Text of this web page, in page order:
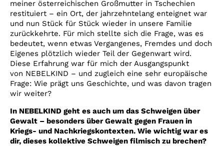
meiner österreichischen Großmutter in Tschechien
restituiert – ein Ort, der jahrzehntelang enteignet war
und nun Stück für Stück wieder in unsere Familie
zurückkehrte. Für mich stellte sich die Frage, was es
bedeutet, wenn etwas Vergangenes, Fremdes und doch
Eigenes plötzlich wieder Teil der Gegenwart wird.
Diese Erfahrung war für mich der Ausgangspunkt
von NEBELKIND – und zugleich eine sehr europäische
Frage: Wie prägt uns Geschichte, und was davon tragen
wir weiter?
In NEBELKIND geht es auch um das Schweigen über
Gewalt – besonders über Gewalt gegen Frauen in
Kriegs- und Nachkriegskontexten. Wie wichtig war es
dir, dieses kollektive Schweigen filmisch zu brechen?